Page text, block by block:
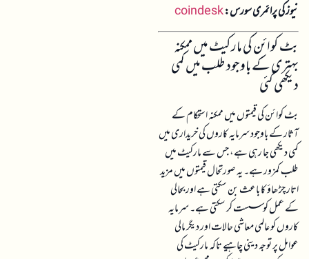
نیوز کی پرائمری سورس:coindesk
بٹ کوائن کی مارکیٹ میں ممکنہ
بہتری کے باوجود طلب میں کمی
دیکھی گئی
بٹ کوائن کی قیمتوں میں ممکنہ استحکام کے
آثار کے باوجود سرمایہ کاروں کی خریداری میں
کمی دیکھی جا رہی ہے، جس سے مارکیٹ میں
طلب کمزور ہے۔ یہ صورتحال قیمتوں میں مزید
اتار چڑھاؤ کا باعث بن سکتی ہے اور بحالی
کے عمل کو سست کر سکتی ہے۔ سرمایہ
کاروں کو عالمی معاشی حالات اور دیگر مالی
عوامل پر توجہ دینی چاہیے تاکہ مارکیٹ کی